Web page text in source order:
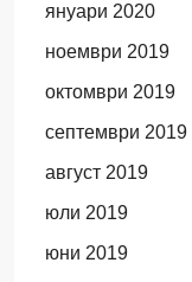
януари 2020
ноември 2019
октомври 2019
септември 2019
август 2019
юли 2019
юни 2019